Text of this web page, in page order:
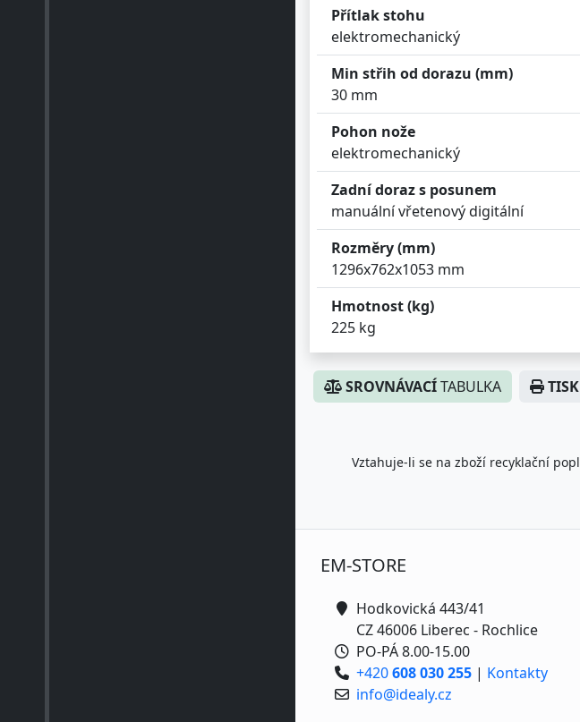
Přítlak stohu
elektromechanický
Min střih od dorazu (mm)
30 mm
Pohon nože
elektromechanický
Zadní doraz s posunem
manuální vřetenový digitální
Rozměry (mm)
1296x762x1053 mm
Hmotnost (kg)
225 kg
SROVNÁVACÍTABULKA TISK
Vztahuje-li se na zboží recyklační
EM-STORE
Hodkovická 443/41
CZ 46006 Liberec - Rochlice
PO-PÁ 8.00-15.00
+420608 030 255 | Kontakty
info@idealy.cz